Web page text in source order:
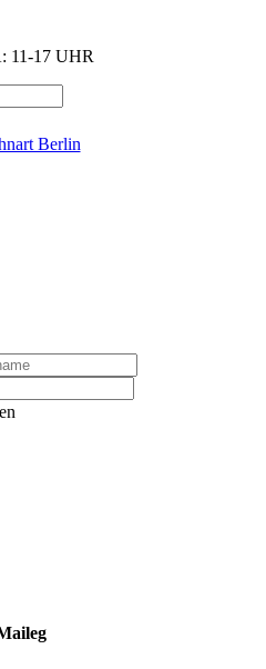
11-17 UHR